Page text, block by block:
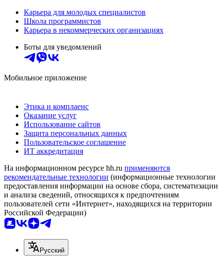
Карьера для молодых специалистов
Школа программистов
Карьера в некоммерческих организациях
Боты для уведомлений
Мобильное приложение
Этика и комплаенс
Оказание услуг
Использование сайтов
Защита персональных данных
Пользовательское соглашение
ИТ аккредитация
На информационном ресурсе hh.ru применяются
рекомендательные технологии (информационные технологии
предоставления информации на основе сбора, систематизации
и анализа сведений, относящихся к предпочтениям
пользователей сети «Интернет», находящихся на территории
Российской Федерации)
Русский